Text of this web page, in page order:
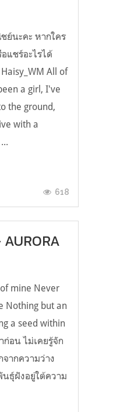
ย์นะคะ หากใคร
แชร์อะไรได้
All of
a girl, I've
the ground,
with a
618
mine Never
Nothing but an
a seed within
ก่อน ไม่เคยรู้จัก
จากความว่าง
ธุ์ฝังอยู่ใต้ความ